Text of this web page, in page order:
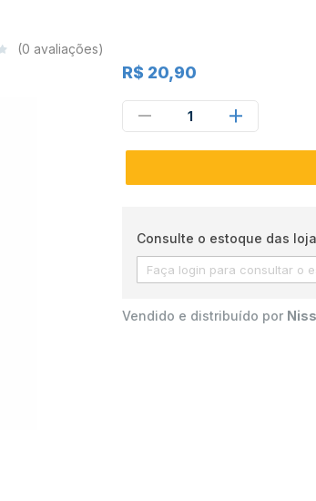
(0 avaliações)
R$ 20,90
1
Consulte o estoque das
Vendido e distribuído por